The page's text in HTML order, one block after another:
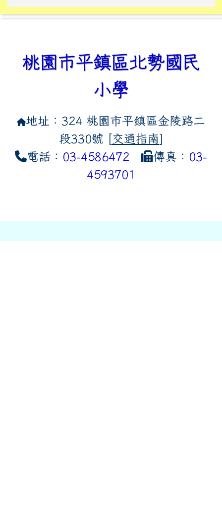
link to https://
link to https://10000.gov.tw/
link to https://
link to https://10000.gov.tw/
link to https://
link to https://
link to https://i.win.org.tw/
link to https://
link to https://
link to https://
link to https://
桃園市平鎮區北勢國民
小學
地址：324 桃園市平鎮區金陵路二
段330號 [交通指南]
電話： 03-4586472 傳真： 03-
4593701